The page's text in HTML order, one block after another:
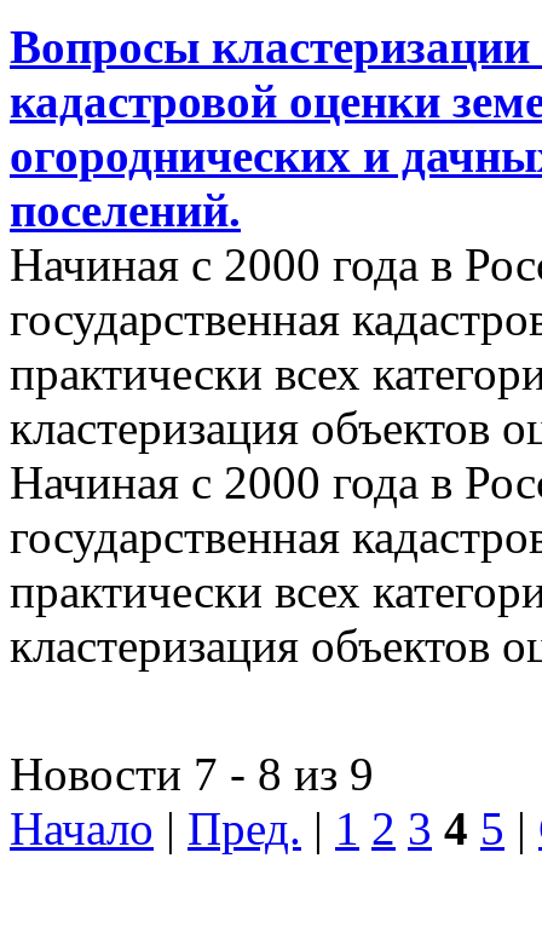
Вопросы кластеризации
кадастровой оценки
огороднических и
поселений.
Начиная с 2000 года в
государственная
практически всех
кластеризация объектов
Начиная с 2000 года в
государственная
практически всех
кластеризация объектов
Новости 7 - 8 из 9
Начало | Пред. | 1 2 3 4 5 |